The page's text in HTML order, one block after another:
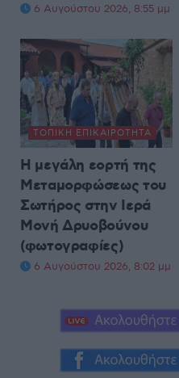
6 Αυγούστου 2026, 8:55 μμ
ΤΟΠΙΚΉ ΕΠΙΚΑΙΡΌΤΗΤΑ
Η μεγάλη εορτή της
Μεταμορφώσεως του
Σωτήρος στην Ιερά
Μονή Δρυοβούνου
(φωτογραφίες)
6 Αυγούστου 2026, 8:02 μμ